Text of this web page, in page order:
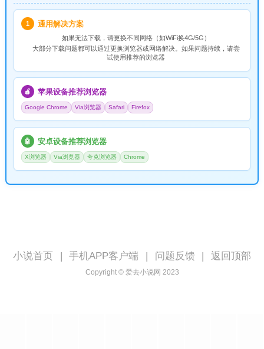
1 通用解决方案
如果无法下载，请更换不同网络（如WiFi换4G/5G）
大部分下载问题都可以通过更换浏览器或网络解决。如果问题持续，请尝
试使用推荐的浏览器
🍎 苹果设备推荐浏览器
Google Chrome Via浏览器 Safari Firefox
🤖 安卓设备推荐浏览器
X浏览器 Via浏览器 夸克浏览器 Chrome
小说首页 手机APP客户端 问题反馈 返回顶部
Copyright © 爱去小说网 2023